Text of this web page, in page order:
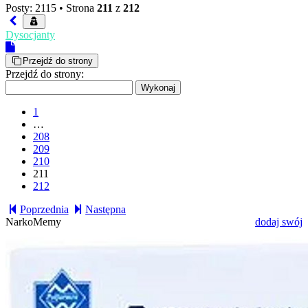
Posty: 2115 • Strona 211 z 212
Dysocjanty
Przejdź do strony
Przejdź do strony:
1
…
208
209
210
211
212
Poprzednia
Następna
NarkoMemy
dodaj swój